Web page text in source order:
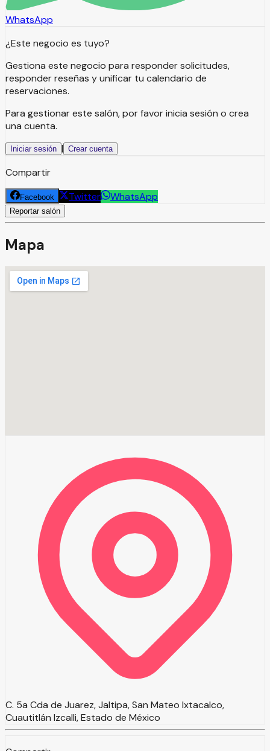
WhatsApp
¿Este negocio es tuyo?
Gestiona este negocio para responder solicitudes,
responder reseñas y unificar tu calendario de
reservaciones.
Para gestionar este salón, por favor inicia sesión o crea
una cuenta.
Iniciar sesión | Crear cuenta
Compartir
Facebook Twitter WhatsApp
Reportar salón
Mapa
C. 5a Cda de Juarez, Jaltipa, San Mateo Ixtacalco,
Cuautitlán Izcalli, Estado de México